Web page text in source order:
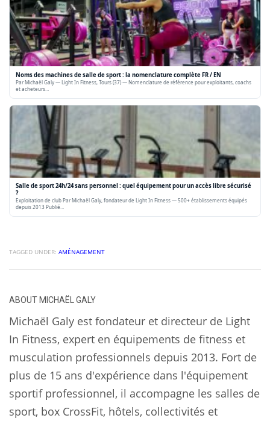
Noms des machines de salle de sport : la nomenclature complète FR / EN
Par Michaël Galy — Light In Fitness, Tours (37) — Nomenclature de référence pour exploitants, coachs
et acheteurs…
Salle de sport 24h/24 sans personnel : quel équipement pour un accès libre sécurisé
?
Exploitation de club Par Michaël Galy, fondateur de Light In Fitness — 500+ établissements équipés
depuis 2013 Publié…
TAGGED UNDER: AMÉNAGEMENT
ABOUT MICHAËL GALY
Michaël Galy est fondateur et directeur de Light
In Fitness, expert en équipements de fitness et
musculation professionnels depuis 2013. Fort de
plus de 15 ans d'expérience dans l'équipement
sportif professionnel, il accompagne les salles de
sport, box CrossFit, hôtels, collectivités et